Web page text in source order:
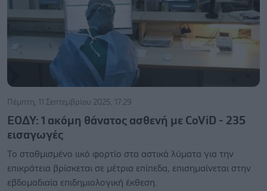
Πέμπτη, 11 Σεπτεμβρίου 2025, 17:29
ΕΟΔΥ: 1 ακόμη θάνατος ασθενή με CoViD - 235
εισαγωγές
Το σταθμισμένο ιικό φορτίο στα αστικά λύματα για την
επικράτεια βρίσκεται σε μέτρια επίπεδα, επισημαίνεται στην
εβδομαδιαία επιδημιολογική έκθεση.